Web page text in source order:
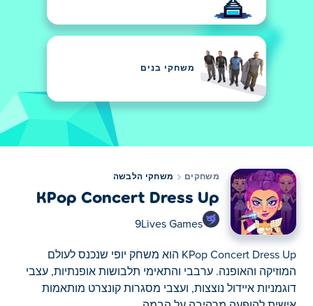
משחקי בנים
משחקים משחקי הלבשה
KPop Concert Dress Up
9Lives Games
KPop Concert Dress Up הוא משחק יופי שנכנס לעולם
המוזיקה והאופנה. ערבבי והתאימי תלבושות אופנתיות, עצבי
דוגמניות איידול נוצצות, ועצבי מסגרות קונצרט מותאמות